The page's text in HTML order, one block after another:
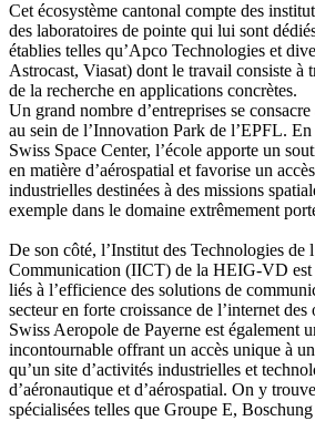
Cet écosystème cantonal compte des
des laboratoires de pointe qui lui sont
établies telles qu’Apco Technologies et
Astrocast, Viasat) dont le travail consiste à
de la recherche en applications concrètes.
Un grand nombre d’entreprises se
au sein de l’Innovation Park de l’EPFL.
Swiss Space Center, l’école apporte un
en matière d’aérospatial et favorise un
industrielles destinées à des missions
exemple dans le domaine extrêmement
De son côté, l’Institut des Technologies de
Communication (IICT) de la HEIG-VD est
liés à l’efficience des solutions de
secteur en forte croissance de l’internet
Swiss Aeropole de Payerne est également
incontournable offrant un accès unique à
qu’un site d’activités industrielles et
d’aéronautique et d’aérospatial. On y
spécialisées telles que Groupe E,